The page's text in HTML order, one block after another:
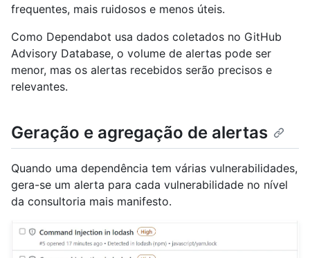
frequentes, mais ruidosos e menos úteis.
Como Dependabot usa dados coletados no GitHub
Advisory Database, o volume de alertas pode ser
menor, mas os alertas recebidos serão precisos e
relevantes.
Geração e agregação de alertas
Quando uma dependência tem várias vulnerabilidades,
gera-se um alerta para cada vulnerabilidade no nível
da consultoria mais manifesto.